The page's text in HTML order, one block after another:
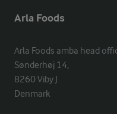
Arla Foods
Arla Foods amba head
Sønderhøj 14,
8260 Viby J
Denmark